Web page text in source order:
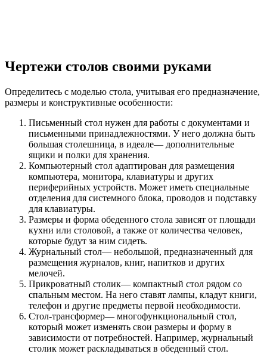
Чертежи столов своими руками
Определитесь с моделью стола, учитывая его предназначение,
размеры и конструктивные особенности:
Письменный стол нужен для работы с документами и
письменными принадлежностями. У него должна быть
большая столешница, в идеале— дополнительные
ящики и полки для хранения.
Компьютерный стол адаптирован для размещения
компьютера, монитора, клавиатуры и других
периферийных устройств. Может иметь специальные
отделения для системного блока, проводов и подставку
для клавиатуры.
Размеры и форма обеденного стола зависят от площади
кухни или столовой, а также от количества человек,
которые будут за ним сидеть.
Журнальный стол— небольшой, предназначенный для
размещения журналов, книг, напитков и других
мелочей.
Прикроватный столик— компактный стол рядом со
спальным местом. На него ставят лампы, кладут книги,
телефон и другие предметы первой необходимости.
Стол-трансформер— многофункциональный стол,
который может изменять свои размеры и форму в
зависимости от потребностей. Например, журнальный
столик может раскладываться в обеденный стол.